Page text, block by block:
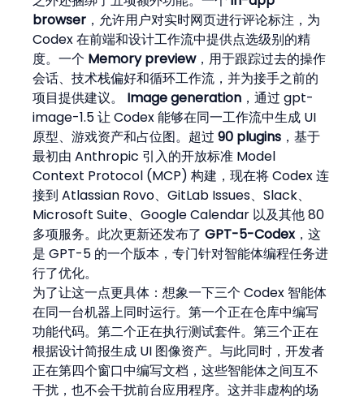
browser ，允许用户对实时网页进行评论标注，为
Codex 在前端和设计工作流中提供点选级别的精
度。一个 Memory preview，用于跟踪过去的操作
会话、技术栈偏好和循环工作流，并为接手之前的
项目提供建议。 Image generation ，通过 gpt-
image-1.5 让 Codex 能够在同一工作流中生成 UI
原型、游戏资产和占位图。超过 90 plugins ，基于
最初由 Anthropic 引入的开放标准 Model
Context Protocol (MCP) 构建，现在将 Codex 连
接到 Atlassian Rovo、GitLab Issues、Slack、
Microsoft Suite、Google Calendar 以及其他 80
多项服务。此次更新还发布了 GPT-5-Codex，这
是 GPT-5 的一个版本，专门针对智能体编程任务进
行了优化。
为了让这一点更具体：想象一下三个 Codex 智能体
在同一台机器上同时运行。第一个正在仓库中编写
功能代码。第二个正在执行测试套件。第三个正在
根据设计简报生成 UI 图像资产。与此同时，开发者
正在第四个窗口中编写文档，这些智能体之间互不
干扰，也不会干扰前台应用程序。这并非虚构的场